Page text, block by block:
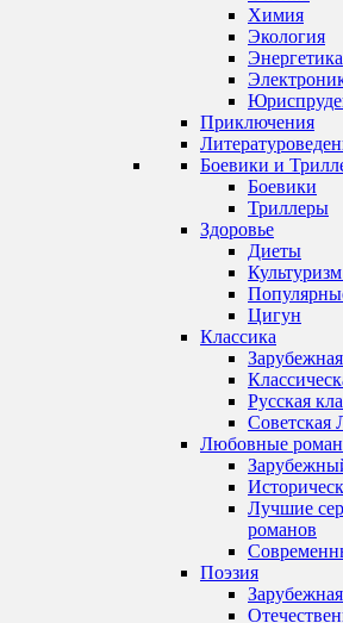
Химия
Экология
Энергетика
Приключения
Боевики и
Боевики
Триллеры
Здоровье
Диеты
Цигун
Классика
Русская
Советская
Любовные
Лучшие
романов
Поэзия